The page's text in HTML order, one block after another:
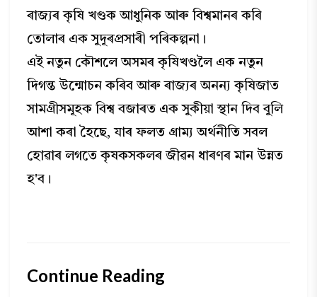
ৰাজ্যৰ কৃষি খণ্ডক আধুনিক আৰু বিশ্বমানৰ কৰি
তোলাৰ এক সুদূৰপ্ৰসাৰী পৰিকল্পনা।
এই নতুন কৌশলে অসমৰ কৃষিখণ্ডলৈ এক নতুন
দিগন্ত উন্মোচন কৰিব আৰু ৰাজ্যৰ অনন্য কৃষিজাত
সামগ্ৰীসমূহক বিশ্ব বজাৰত এক সুকীয়া স্থান দিব বুলি
আশা কৰা হৈছে, যাৰ ফলত গ্ৰাম্য অৰ্থনীতি সবল
হোৱাৰ লগতে কৃষকসকলৰ জীৱন ধাৰণৰ মান উন্নত
হ'ব।
Continue Reading